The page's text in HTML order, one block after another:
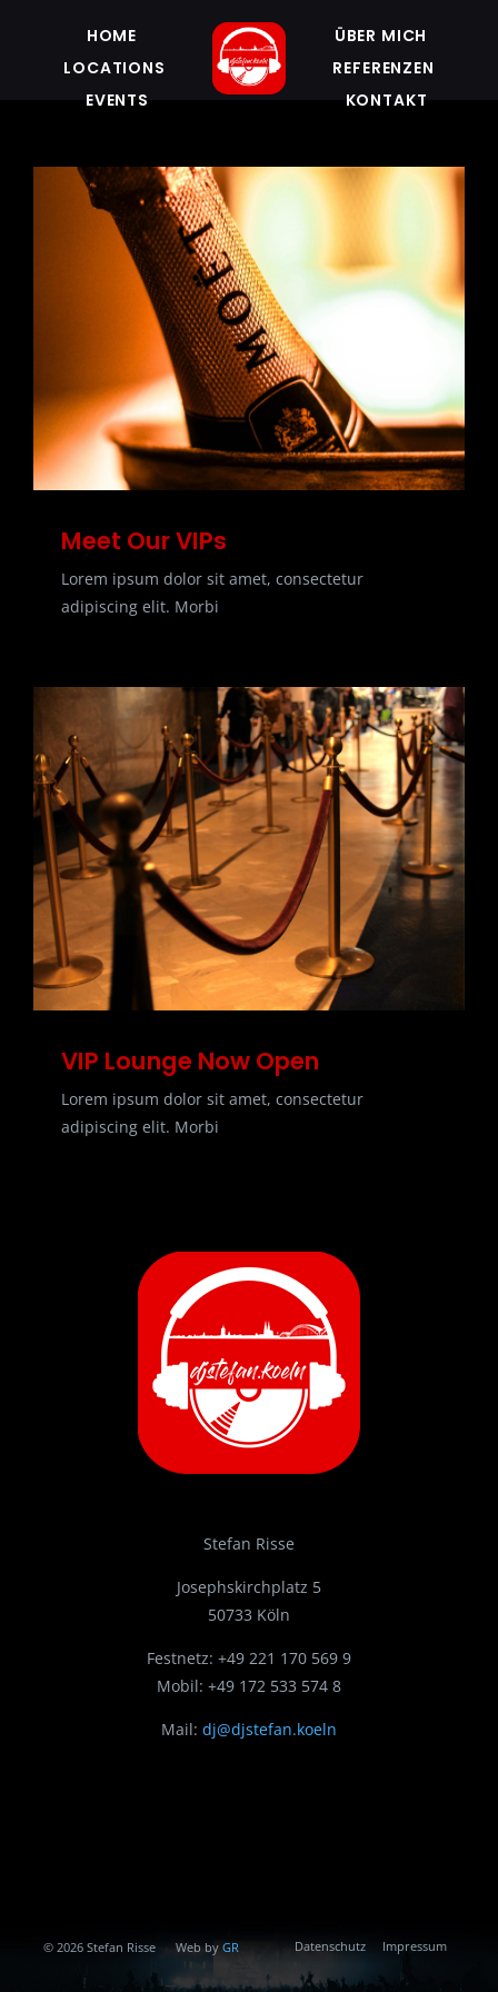
springen
HOME
LOCATIONS
EVENTS
ÜBER MICH
REFERENZEN
KONTAKT
VIP
Meet Our VIPs
Lorem ipsum dolor sit amet, consectetur
adipiscing elit. Morbi
VIP Lounge Now Open
Lorem ipsum dolor sit amet, consectetur
adipiscing elit. Morbi
Stefan Risse
Josephskirchplatz 5
50733 Köln
Festnetz: +49 221 170 569 9
Mobil: +49 172 533 574 8
Mail: dj@djstefan.koeln
© 2026 Stefan Risse Web by GR Datenschutz Impressum